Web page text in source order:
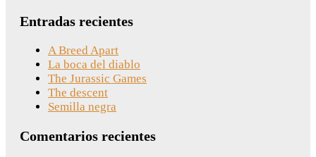
Entradas recientes
A Breed Apart
La boca del diablo
The Jurassic Games
The descent
Semilla negra
Comentarios recientes